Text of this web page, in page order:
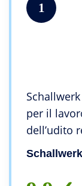
1
Schallwerk Work+ – Protezione dell’udito
per il
dell’udito
Schallwerk